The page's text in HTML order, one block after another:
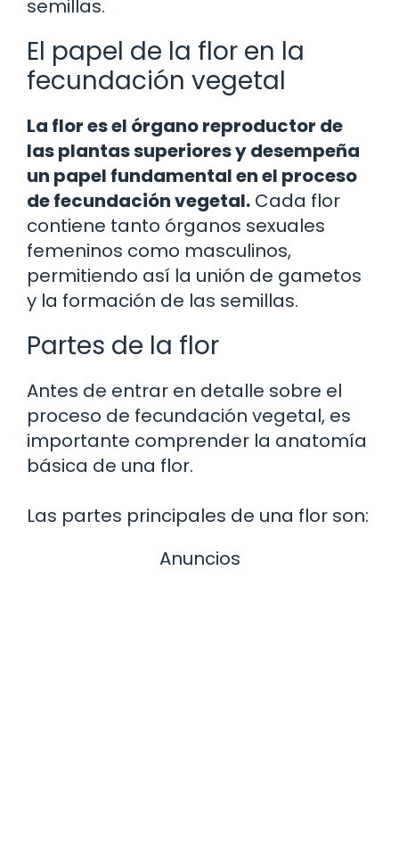
semillas.
El papel de la flor en la
fecundación vegetal
La flor es el órgano reproductor de
las plantas superiores y desempeña
un papel fundamental en el proceso
de fecundación vegetal. Cada flor
contiene tanto órganos sexuales
femeninos como masculinos,
permitiendo así la unión de gametos
y la formación de las semillas.
Partes de la flor
Antes de entrar en detalle sobre el
proceso de fecundación vegetal, es
importante comprender la anatomía
básica de una flor.
Las partes principales de una flor son:
Anuncios